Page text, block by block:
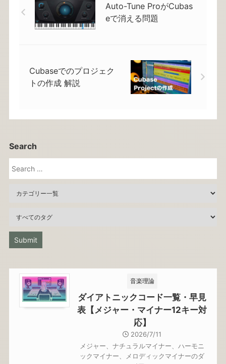
Auto-Tune ProがCubas
eで消える問題
Cubaseでのプロジェク
トの作成 解説
Search
音楽理論
ダイアトニックコード一覧・早見
表【メジャー・マイナー12キー対
応】
2026/7/11
メジャー、ナチュラルマイナー、ハーモニ
ックマイナー、メロディックマイナーのダ